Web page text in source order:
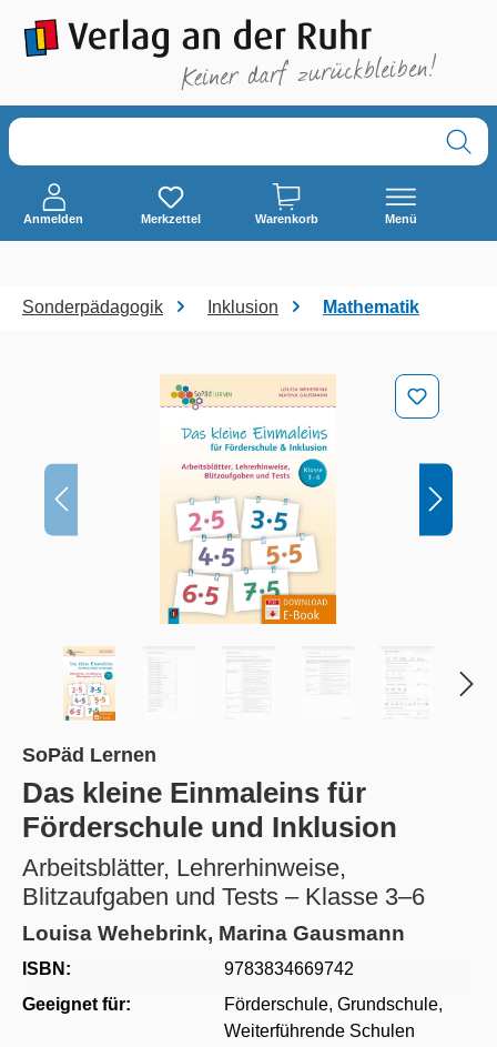
springen
Anmelden Merkzettel Warenkorb Menü
Sonderpädagogik Inklusion Mathematik
Bildergalerie überspringen
SoPäd Lernen
Das kleine Einmaleins für
Förderschule und Inklusion
Arbeitsblätter, Lehrerhinweise,
Blitzaufgaben und Tests – Klasse 3–6
Louisa Wehebrink, Marina Gausmann
ISBN:
9783834669742
Geeignet für:
Förderschule, Grundschule,
Weiterführende Schulen